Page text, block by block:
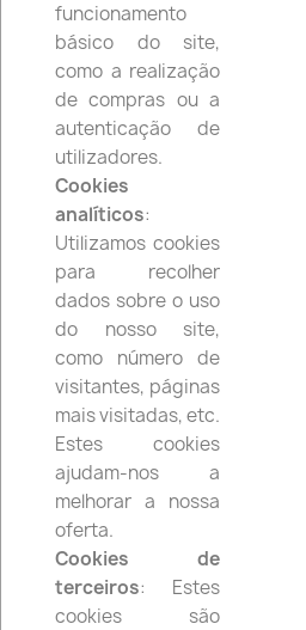
Nome, de A a Z
Mostrando 1-4 de um total
funcionamento
básico do site,
como a realização
de compras ou a
autenticação de
utilizadores.
Cookies
analíticos:
Utilizamos cookies
para recolher
dados sobre o uso
do nosso site,
como número de
visitantes, páginas
mais visitadas, etc.
Estes cookies
ajudam-nos a
melhorar a nossa
oferta.
Cookies de
terceiros: Estes
cookies são